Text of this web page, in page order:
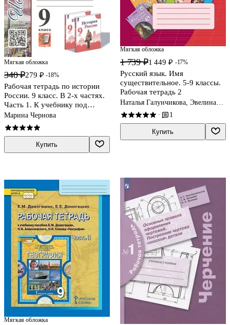
Мягкая обложка
340 ₽279 ₽ -18%
Рабочая тетрадь по истории
России. 9 класс. В 2-х частях.
Часть 1. К учебнику под
редакцией А. В. Торкунова
"История России. 9 класс"
Марина Чернова
Купить
Мягкая обложка
1 739 ₽1 449 ₽ -17%
Русский язык. Имя
существительное. 5-9 классы.
Рабочая тетрадь 2
Наталья Галунчикова, Эвелина
Якубовская
· 1
Купить
Мягкая обложка